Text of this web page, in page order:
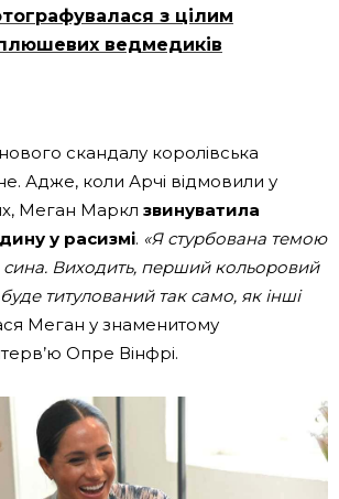
з цілим
ведмедиків
скандалу королівська
Адже, коли Арчі відмовили у
Меган Маркл звинуватила
у расизмі. «Я стурбована темою
Виходить, перший кольоровий
буде титулований так само, як інші
Меган у знаменитому
Опре Вінфрі.